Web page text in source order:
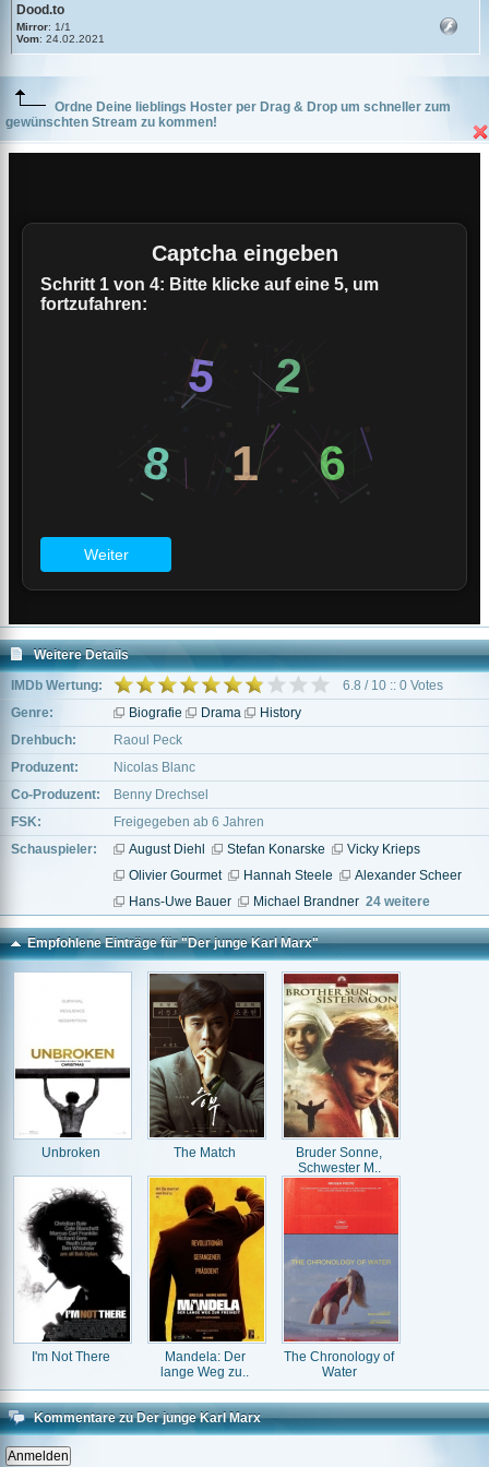
Dood.to
Mirror: 1/1
Vom: 24.02.2021
Ordne Deine lieblings Hoster per Drag & Drop um schneller zum
gewünschten Stream zu kommen!
Weitere Details
IMDb Wertung:
6.8 / 10 :: 0 Votes
Genre:
Biografie Drama
History
Drehbuch:
Raoul Peck
Produzent:
Nicolas Blanc
Co-Produzent:
Benny Drechsel
FSK:
Freigegeben ab 6 Jahren
Schauspieler:
August Diehl Stefan Konarske
Vicky Krieps
Olivier Gourmet
Hannah Steele
Alexander Scheer
Hans-Uwe Bauer
Michael Brandner 24 weitere
Empfohlene Einträge für "Der junge Karl Marx"
Unbroken The Match
Bruder Sonne,
Schwester M..
I'm Not There
Mandela: Der
lange Weg zu..
The Chronology of
Water
Kommentare zu Der junge Karl Marx